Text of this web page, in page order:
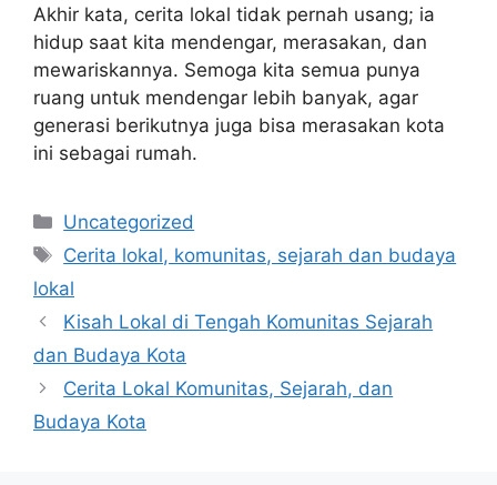
Akhir kata, cerita lokal tidak pernah usang; ia
hidup saat kita mendengar, merasakan, dan
mewariskannya. Semoga kita semua punya
ruang untuk mendengar lebih banyak, agar
generasi berikutnya juga bisa merasakan kota
ini sebagai rumah.
Categories
Uncategorized
Tags
Cerita lokal, komunitas, sejarah dan budaya
lokal
Kisah Lokal di Tengah Komunitas Sejarah
dan Budaya Kota
Cerita Lokal Komunitas, Sejarah, dan
Budaya Kota